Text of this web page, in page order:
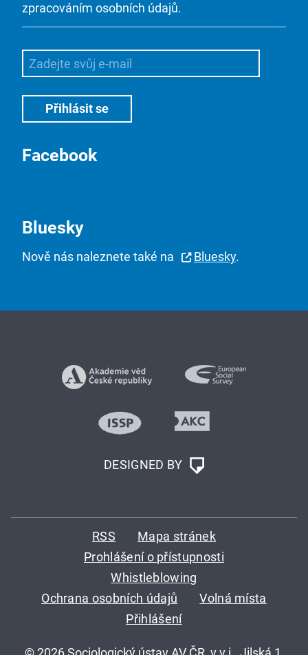
zpracováním osobních údajů.
Facebook
Bluesky
Nově nás naleznete také na Bluesky.
DESIGNED BY
RSS
Mapa stránek
Prohlášení o přístupnosti
Whistleblowing
Ochrana osobních údajů
Volná místa
Přihlášení